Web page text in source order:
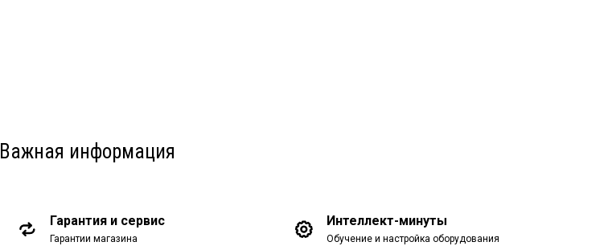
Важная информация
Гарантия и сервис
Гарантии магазина
Интеллект-минуты
Обучение и настройка оборудования